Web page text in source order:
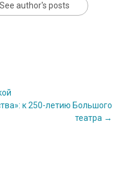
See author's posts
к 250-летию Большого
театра →